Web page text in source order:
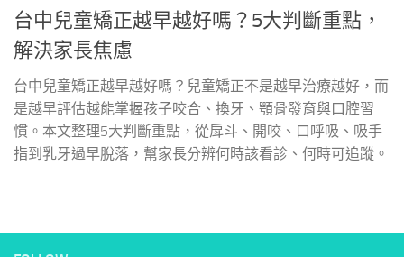
台中兒童矯正越早越好嗎？5大判斷重點，
解決家長焦慮
台中兒童矯正越早越好嗎？兒童矯正不是越早治療越好，而
是越早評估越能掌握孩子咬合、換牙、顎骨發育與口腔習
慣。本文整理5大判斷重點，從戽斗、開咬、口呼吸、吸手
指到乳牙過早脫落，幫家長分辨何時該看診、何時可追蹤。